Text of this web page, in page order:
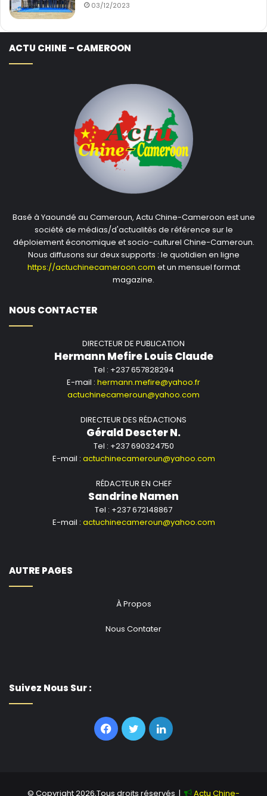
03/12/2023
ACTU CHINE – CAMEROON
Basé à Yaoundé au Cameroun, Actu Chine-Cameroon est une
société de médias/d'actualités de référence sur le
déploiement économique et socio-culturel Chine-Cameroun.
Nous diffusons sur deux supports : le quotidien en ligne
https://actuchinecameroon.com et un mensuel format
magazine.
NOUS CONTACTER
DIRECTEUR DE PUBLICATION
Hermann Mefire Louis Claude
Tel : +237 657828294
E-mail : hermann.mefire@yahoo.fr
actuchinecameroun@yahoo.com
DIRECTEUR DES RÉDACTIONS
Gérald Descter N.
Tel : +237 690324750
E-mail : actuchinecameroun@yahoo.com
RÉDACTEUR EN CHEF
Sandrine Namen
Tel : +237 672148867
E-mail : actuchinecameroun@yahoo.com
AUTRE PAGES
À Propos
Nous Contater
Suivez Nous Sur :
Facebook
TwitterLinkedin
© Copyright 2026,Tous droits réservés | Actu Chine-